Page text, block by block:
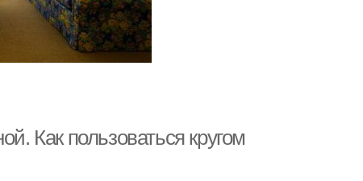
Как пользоваться кругом